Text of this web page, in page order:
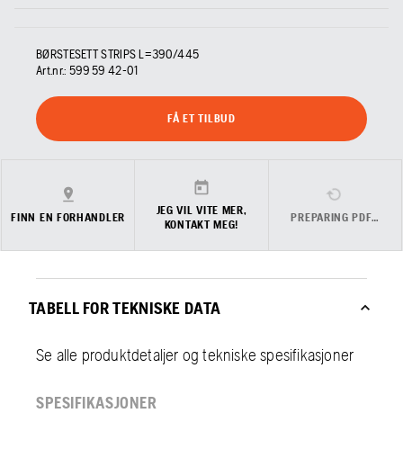
BØRSTESETT STRIPS L=390/445
Art.nr.: 599 59 42‑01
FÅ ET TILBUD
FINN EN FORHANDLER
JEG VIL VITE MER,
KONTAKT MEG!
PREPARING PDF…
TABELL FOR TEKNISKE DATA
Se alle produktdetaljer og tekniske spesifikasjoner
SPESIFIKASJONER